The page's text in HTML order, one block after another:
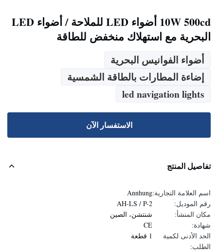
10W 500cd أضواء LED للملاحة / أضواء LED
البحرية مع استهلاك منخفض للطاقة
أضواء الفوانيس البحرية
إضاءة المطارات بالطاقة الشمسية
led navigation lights
الاستفسار الآن
تفاصيل المنتج
اسم العلامة التجارية:Annhung
رقم الموديل:
AH-LS / P-2
مكان المنشأ:
شنتشن، الصين
شهادة:
CE
الحد الأدنى لكمية
الطلب:
1 قطعة